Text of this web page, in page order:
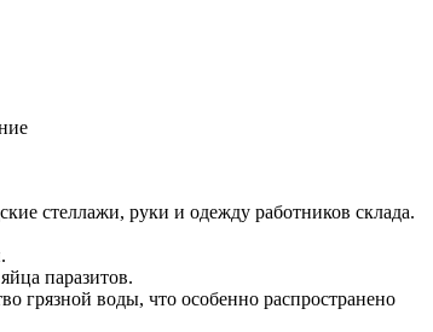
стеллажи, руки и одежду работников склада.
паразитов.
грязной воды, что особенно распространено